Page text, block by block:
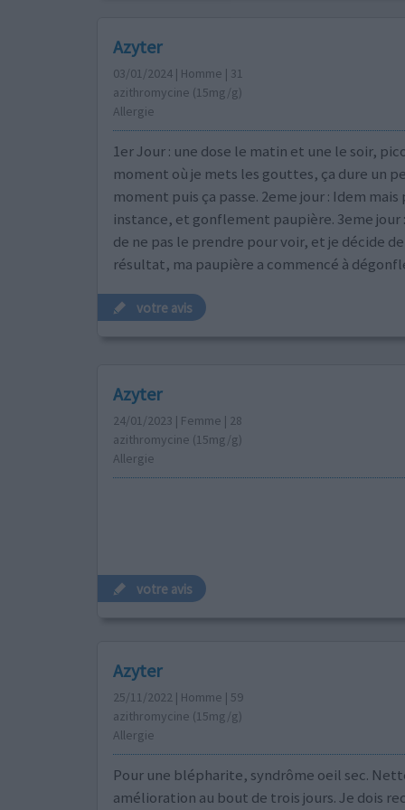
Azyter
03/01/2024 | Homme | 31
azithromycine (15mg/g)
Allergie
1er Jour : une dose le matin et une le soir,
moment où je mets les gouttes, ça dure un
moment puis ça passe. 2eme jour : Idem mais
instance, et gonflement paupière. 3eme jour
de ne pas le prendre pour voir, et je décide
résultat, ma paupière a commencé à
votre avis
Azyter
24/01/2023 | Femme | 28
azithromycine (15mg/g)
Allergie
votre avis
Azyter
25/11/2022 | Homme | 59
azithromycine (15mg/g)
Allergie
Pour une blépharite, syndrôme oeil sec.
amélioration au bout de trois jours. Je dois